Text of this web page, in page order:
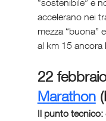
“sostenibile” e
accelerano nei
mezza “buona”
al km 15 ancora
22
Marathon
Il punto tecnico: